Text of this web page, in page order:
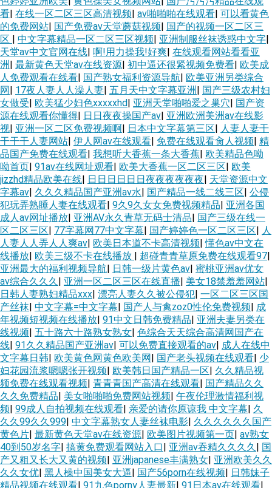
看| 在线一区二区三区高清视频| av啪啪啪在线观看| 可以看黄色
的免费网站| 国产免费av天堂蘑菇视频| 国产的视频一区二区三
区 | 中文字幕精品一区二区三区视频| 亚洲制服丝袜诱惑中文字|
天堂av中文官网在线| 啊!用力操我!好爽| 在线观看网站看看亚
洲 | 最新黄色天堂av在线资源| 初中逼还很紧视频免费看| 欧美成
人免费观看在线看| 国产熟女福利资源导航| 欧美亚洲另类综合
网| 17夜人妻人人澡人妻| 五月天中文字幕亚洲 | 国产三级农村妇
女做受| 欧美猛少妇色xxxxxhd| 亚洲天堂啪啪爱之巢穴| 国产资
源在线观看你懂得| 日日夜夜操国产av| 亚洲欧洲美洲av在线影
视| 亚洲一区二区免费视频啊| 日本中文字幕第三区| 人妻人妻干
干干干人妻网站| 伊人网av在线观看| 免费在线观看肏人视频| 精
品国产免费在线观看| 我想听大香蕉一条大香蕉| 欧美精品色呦
呦首页| 91av在线网址观看| 欧美大香蕉一区二区三区| 欧美
jizzhd精品欧美在线| 日日日日日日夜夜夜夜夜夜| 天堂资源中文
字幕av| 久久久精品国产亚洲av水| 国产精品一线二线三区| 公侵
犯玩弄熟睡人妻在线观看| 9久9久女女免费视频精品| 亚洲各国
成人av网址播放| 亚洲AV永久青草无码士清品| 国产三级在线一
区二区三区| 77字幕网77中文字幕| 国产婷婷色一区二区三区| 人
人妻人人弄人人爽av| 欧美日本道不卡高清视频|懂色av中文在
线播放| 欧美三级不卡在线播放 | 超碰青青草原免费在线观看97|
亚洲最大的福利视频导航| 日韩一级片黄色av| 蜜桃亚洲av优女
av综合久久久| 亚洲一区二区三区在线直播| 美女18禁羞羞网站|
日韩人妻熟妇精品xxx| 漂亮人妻久久被公侵犯| 一区二区三区国
产丝袜| 中文字幕=中文字幕| 国产人与禽zoz0性伦免费视频| 成
年视频短视频在线播放| 91中文日韩免费精品| 亚洲夫妻另类在
线视频| 五十路六十路熟女熟女| 色综合天天综合高清网国产在
线| 91久久精品国产亚洲av| 可以免费直接观看的av| 成人在线中
文字幕日韩| 欧美黄色网黄色欧美网| 国产老头视频在线观看| 少
妇花园流浆嗯嗯张开视频| 欧美韩日国产精品一区| 久久精品视
频免费在线观看视频| 青青青国产高清在线观看| 国产精品久久
久久免费精品| 美女啪啪啪免费网站视频| 午夜伦理激情福利视
频| 99成人自拍视频在线观看| 亲爱的请你原谅我 中文字幕| 久
久久99久久999| 中文字幕熟女人妻丝袜电影| 久久久久久久国产
黄色片| 最新黄色天堂av在线资源| 欧美图片视频第一页| av熟女
40到50岁名字| 搞黄免费观看网站入口| 亚洲av吞精久久久久| 国
产又粗又长大又黄的视频| 亚洲japanese丰满熟女| 亚洲欧美久久
久久女优| 黑人橾中国美女大逼| 国产56porn在线视频| 日韩妹子
精品视频在线观看| 91九色porny人妻最新| 91日本av在线观看|